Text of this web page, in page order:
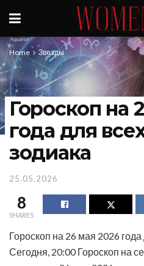
Home Звезды
Гороскоп на
года для
зодиака
25.05.2026
8
SHARES
Гороскоп на 26 мая 2026
Сегодня, 20:00 Гороскоп на